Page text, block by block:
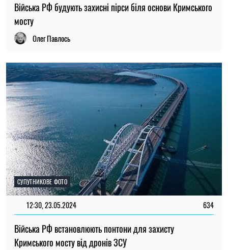
Війська РФ будують захисні пірси біля основи Кримського
мосту
Олег Павлось
СУПУТНИКОВЕ ФОТО
12:30, 23.05.2024 634
Війська РФ встановлюють понтони для захисту
Кримського мосту від дронів ЗСУ